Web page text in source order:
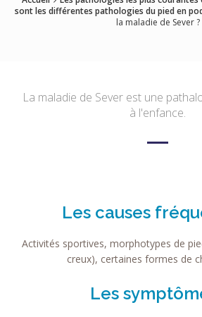
sont les différentes pathologies du pied en
la maladie de Sever ?
La maladie de Sever est une
à l'enfance.
Les causes
Activités sportives, morphotypes de
creux), certaines formes de
Les